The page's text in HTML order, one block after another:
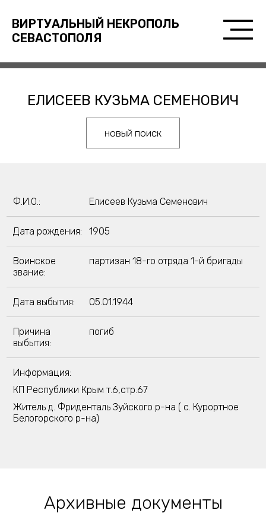
ВИРТУАЛЬНЫЙ НЕКРОПОЛЬ
СЕВАСТОПОЛЯ
ЕЛИСЕЕВ КУЗЬМА СЕМЕНОВИЧ
новый поиск
Ф.И.О.: Елисеев Кузьма Семенович
Дата рождения: 1905
Воинское
звание:
партизан 18-го отряда 1-й бригады
Дата выбытия: 05.01.1944
Причина
выбытия:
погиб
Информация:
КП Республики Крым т.6,стр.67
Житель д. Фриденталь Зуйского р-на ( с. Курортное
Белогорского р-на)
Архивные документы